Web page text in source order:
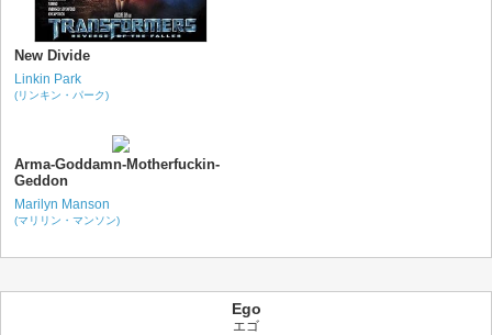
New Divide
Linkin Park
(リンキン・パーク)
Arma-Goddamn-Motherfuckin-
Geddon
Marilyn Manson
(マリリン・マンソン)
Ego
エゴ